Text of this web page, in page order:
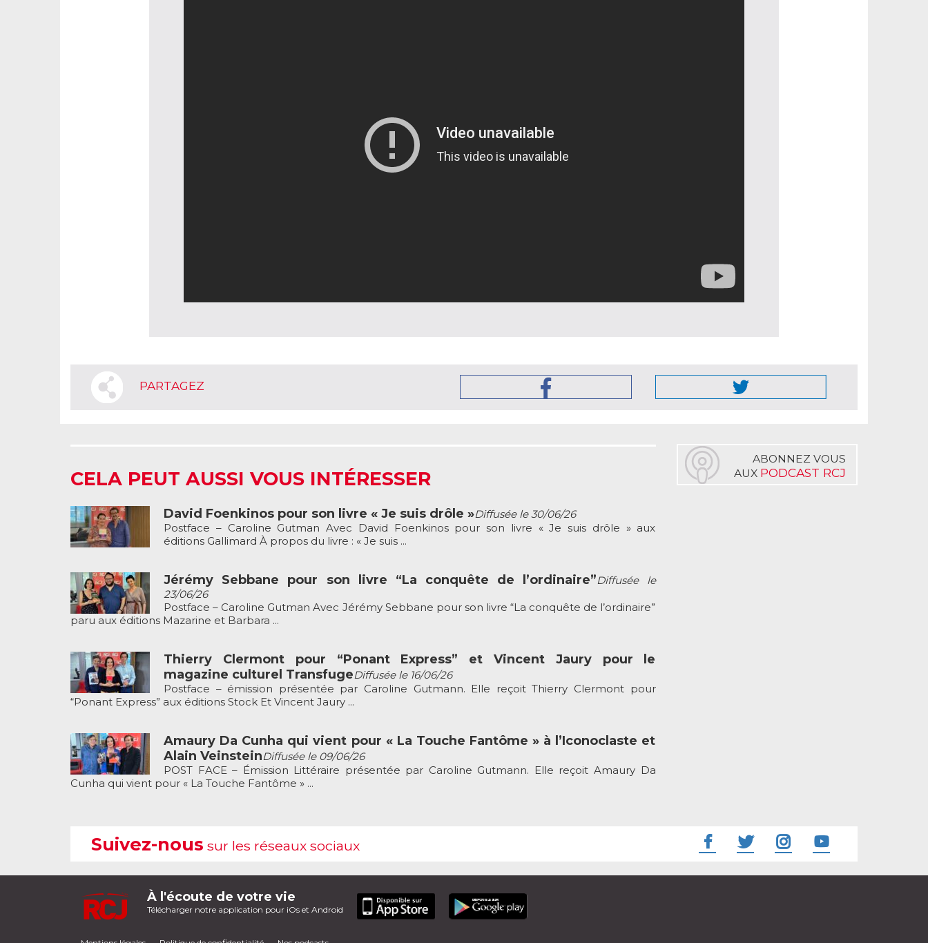
PARTAGEZ
CELA PEUT AUSSI VOUS INTÉRESSER
David Foenkinos pour son livre « Je suis drôle »Diffusée le 30/06/26
Postface – Caroline Gutman Avec David Foenkinos pour son livre « Je suis drôle » aux
éditions Gallimard À propos du livre : « Je suis ...
Jérémy Sebbane pour son livre “La conquête de l’ordinaire”Diffusée le
23/06/26
Postface – Caroline Gutman Avec Jérémy Sebbane pour son livre “La conquête de l’ordinaire”
paru aux éditions Mazarine et Barbara ...
Thierry Clermont pour “Ponant Express” et Vincent Jaury pour le
magazine culturel TransfugeDiffusée le 16/06/26
Postface – émission présentée par Caroline Gutmann. Elle reçoit Thierry Clermont pour
“Ponant Express” aux éditions Stock Et Vincent Jaury ...
Amaury Da Cunha qui vient pour « La Touche Fantôme » à l’Iconoclaste et
Alain VeinsteinDiffusée le 09/06/26
POST FACE – Émission Littéraire présentée par Caroline Gutmann. Elle reçoit Amaury Da
Cunha qui vient pour « La Touche Fantôme » ...
ABONNEZ VOUS
AUX PODCAST RCJ
Suivez-nous sur les réseaux sociaux
À l'écoute de votre vie
Télécharger notre application pour iOs et Android